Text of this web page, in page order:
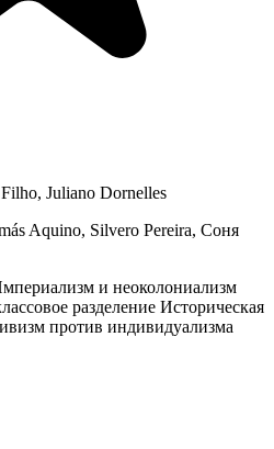
Juliano Dornelles
Aquino, Silvero Pereira, Соня
и неоколониализм
разделение Историческая
против индивидуализма